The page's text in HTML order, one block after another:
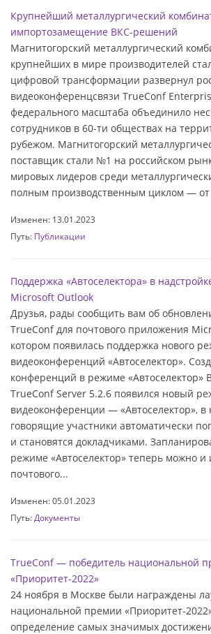
Крупнейший металлургический
импортозамещение ВКС-решений
Магнитогорский металлургический
крупнейших в мире производителей
цифровой трансформации развернул
видеоконференцсвязи TrueConf
федерального масштаба объединило
сотрудников в 60-ти обществах на
рубежом. Магнитогорский
поставщик стали №1 на российском
мировых лидеров среди
полным производственным циклом — от
Изменен: 13.01.2023
Путь: Публикации
Поддержка «Автоселектора» в
Microsoft Outlook
Друзья, рады сообщить вам об
TrueConf для почтового приложения
котором появилась поддержка нового
видеоконференций «Автоселектор».
конференций в режиме «Автоселектор»
TrueConf Server 5.2.6 появился новый
видеоконференции — «Автоселектор», в
говорящие участники автоматически
и становятся докладчиками.
режиме «Автоселектор» теперь можно и
почтового...
Изменен: 05.01.2023
Путь: Документы
TrueConf — победитель национальной
«‎Приоритет-2022»
24 ноября в Москве были награждены
национальной премии «‎Приоритет-
определение самых значимых